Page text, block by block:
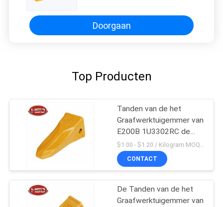
Doorgaan
Top Producten
Tanden van de het
Graafwerktuigemmer van
E200B 1U3302RC de
Mini
$1.00 - $1.20 / Kilogram MOQ:100 Kilogram/Kilogram
CONTACT
De Tanden van de het
Graafwerktuigemmer van